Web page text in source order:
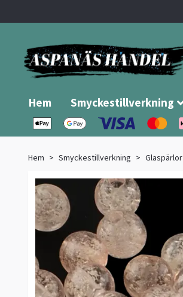
Hem Smyckestillverkning
Hem Smyckestillverkning Glaspärlor